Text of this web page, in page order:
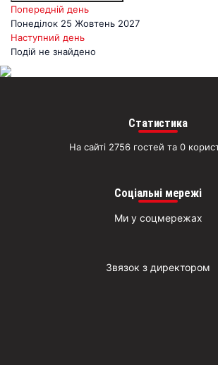
Попередній день
Понеділок 25 Жовтень 2027
Наступний день
Подій не знайдено
Статистика
На сайті 2756 гостей та 0
Соціальні мережі
Ми у соцмережах
Звязок з директором